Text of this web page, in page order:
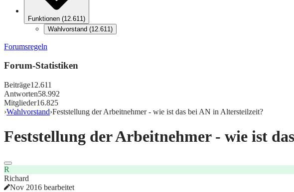
Funktionen (12.611)
Wahlvorstand (12.611)
Forumsregeln
Forum-Statistiken
Beiträge12.611
Antworten58.992
Mitglieder16.825
›Wahlvorstand›Feststellung der Arbeitnehmer - wie ist das bei AN in Altersteilzeit?
Feststellung der Arbeitnehmer - wie ist
R
Richard
Nov 2016 bearbeitet